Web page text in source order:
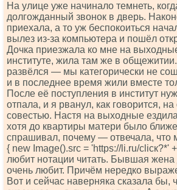
На улице уже начинало темнеть,
долгожданный звонок в дверь.
приехала, а то уж беспокоиться
вылез из-за компьютера и пошёл
Дочка приезжала ко мне на
институте, жила там же в
развёлся — мы категорически не
и в последнее время жили вместе
После её поступления в институт
отпала, и я рванул, как говорится, на
совестью. Настя на выходные
хотя до квартиры матери было
спрашивал, почему — отвечала, что
{ nеw Imаgе().srс = 'httрs://li.ru/сliск?*'
любит нотации читать. Бывшая жена
очень любит. Причём нередко
Вот и сейчас наверняка сказала бы,